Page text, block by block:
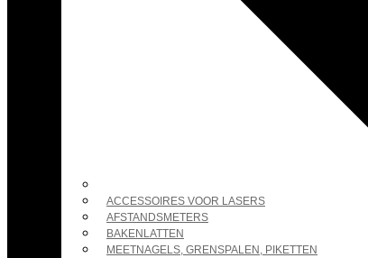
ACCESSOIRES VOOR LASERS
AFSTANDSMETERS
BAKENLATTEN
MEETNAGELS, GRENSPALEN, PIKETTEN